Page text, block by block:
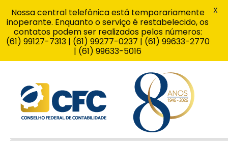
Nossa central telefônica está temporariamente
inoperante. Enquanto o serviço é restabelecido, os
contatos podem ser realizados pelos números:
(61) 99127-7313 | (61) 99277-0237 | (61) 99633-2770
| (61) 99633-5016
X